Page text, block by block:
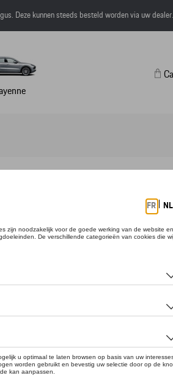
Deze kunnen steeds besteld worden via uw dealer.
in polycarbonaat met 100% UV